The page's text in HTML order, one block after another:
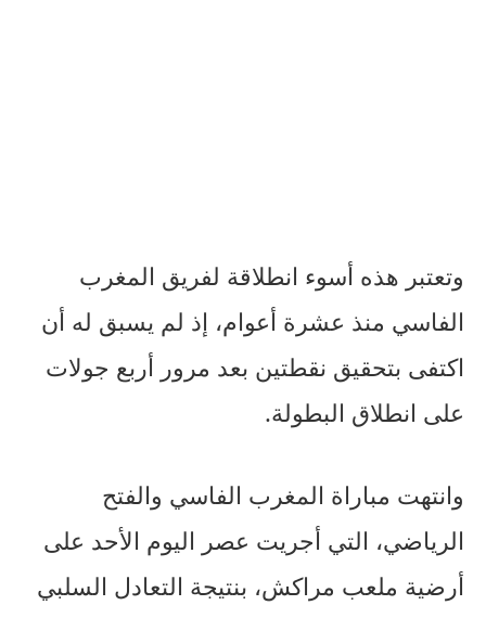
وتعتبر هذه أسوء انطلاقة لفريق المغرب
الفاسي منذ عشرة أعوام، إذ لم يسبق له أن
اكتفى بتحقيق نقطتين بعد مرور أربع جولات
على انطلاق البطولة.
وانتهت مباراة المغرب الفاسي والفتح
الرياضي، التي أجريت عصر اليوم الأحد على
أرضية ملعب مراكش، بنتيجة التعادل السلبي